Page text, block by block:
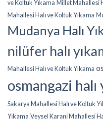
ve Koltuk Yıkama Millet Mahallesi
Mahallesi Halı ve Koltuk Yıkama
Mudanya Halı
nilüfer halı
Mahallesi Halı ve Koltuk Yıkama
osmangazi
Sakarya Mahallesi Halı ve Koltuk
Yıkama Veysel Karani Mahallesi